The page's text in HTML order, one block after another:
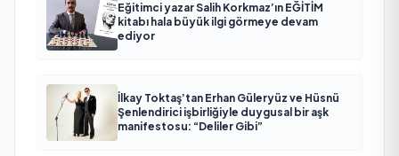
Eğitimci yazar Salih Korkmaz’ın EĞİTİM
kitabı hala büyük ilgi görmeye devam
ediyor
İlkay Toktaş’tan Erhan Güleryüz ve Hüsnü
Şenlendirici işbirliğiyle duygusal bir aşk
manifestosu: “Deliler Gibi”